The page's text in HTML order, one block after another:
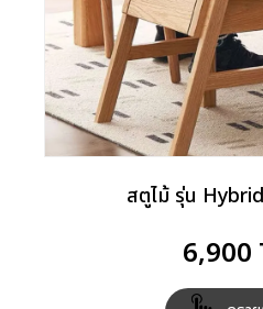
สตูไม้ รุ่น
6,900